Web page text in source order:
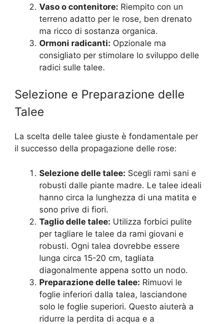
Vaso o contenitore: Riempito con un
terreno adatto per le rose, ben drenato
ma ricco di sostanza organica.
Ormoni radicanti: Opzionale ma
consigliato per stimolare lo sviluppo delle
radici sulle talee.
Selezione e Preparazione delle
Talee
La scelta delle talee giuste è fondamentale per
il successo della propagazione delle rose:
Selezione delle talee: Scegli rami sani e
robusti dalle piante madre. Le talee ideali
hanno circa la lunghezza di una matita e
sono prive di fiori.
Taglio delle talee: Utilizza forbici pulite
per tagliare le talee da rami giovani e
robusti. Ogni talea dovrebbe essere
lunga circa 15-20 cm, tagliata
diagonalmente appena sotto un nodo.
Preparazione delle talee: Rimuovi le
foglie inferiori dalla talea, lasciandone
solo le foglie superiori. Questo aiuterà a
ridurre la perdita di acqua e a